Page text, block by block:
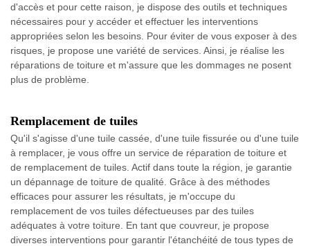
d'accès et pour cette raison, je dispose des outils et techniques
nécessaires pour y accéder et effectuer les interventions
appropriées selon les besoins. Pour éviter de vous exposer à des
risques, je propose une variété de services. Ainsi, je réalise les
réparations de toiture et m'assure que les dommages ne posent
plus de problème.
Remplacement de tuiles
Qu'il s'agisse d'une tuile cassée, d'une tuile fissurée ou d'une tuile
à remplacer, je vous offre un service de réparation de toiture et
de remplacement de tuiles. Actif dans toute la région, je garantie
un dépannage de toiture de qualité. Grâce à des méthodes
efficaces pour assurer les résultats, je m'occupe du
remplacement de vos tuiles défectueuses par des tuiles
adéquates à votre toiture. En tant que couvreur, je propose
diverses interventions pour garantir l'étanchéité de tous types de